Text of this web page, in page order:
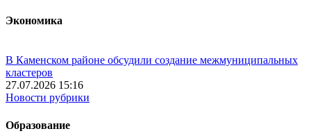
Экономика
В Каменском районе обсудили создание межмуниципальных
кластеров
27.07.2026 15:16
Новости рубрики
Образование